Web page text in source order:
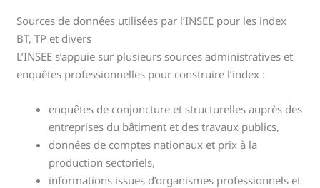
Sources de données utilisées par l’INSEE pour les index
BT, TP et divers
L’INSEE s’appuie sur plusieurs sources administratives et
enquêtes professionnelles pour construire l’index :
enquêtes de conjoncture et structurelles auprès des
entreprises du bâtiment et des travaux publics,
données de comptes nationaux et prix à la
production sectoriels,
informations issues d’organismes professionnels et